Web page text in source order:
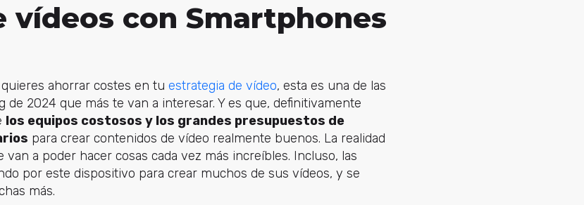
vídeos con Smartphones
ahorrar costes en tu estrategia de vídeo, esta es una de las
2024 que más te van a interesar. Y es que, definitivamente
los equipos costosos y los grandes presupuestos de
para crear contenidos de vídeo realmente buenos. La realidad
a poder hacer cosas cada vez más increíbles. Incluso, las
por este dispositivo para crear muchos de sus vídeos, y se
más.